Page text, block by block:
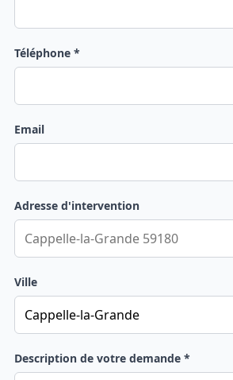
Téléphone *
Email
Adresse d'intervention
Ville
Description de votre demande *